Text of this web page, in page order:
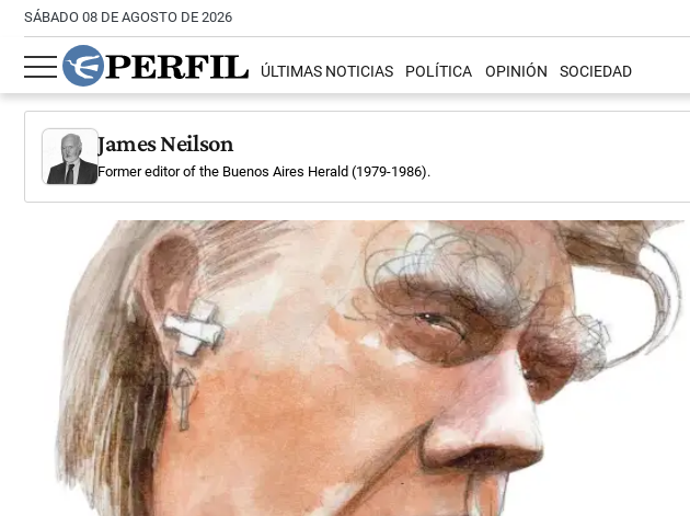
SÁBADO 08 DE AGOSTO DE 2026
ÚLTIMAS NOTICIAS POLÍTICA OPINIÓN SOCIEDAD
James Neilson
Former editor of the Buenos Aires Herald (1979-1986).